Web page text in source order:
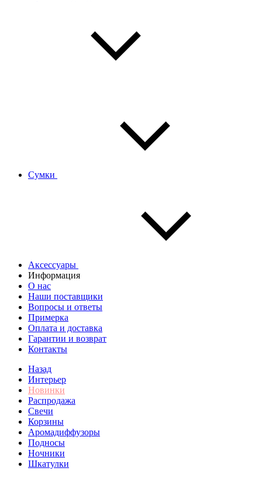
Сумки
Аксессуары
Информация
О нас
Наши поставщики
Вопросы и ответы
Примерка
Оплата и доставка
Гарантии и возврат
Контакты
Назад
Интерьер
Новинки
Распродажа
Свечи
Корзины
Аромадиффузоры
Подносы
Ночники
Шкатулки